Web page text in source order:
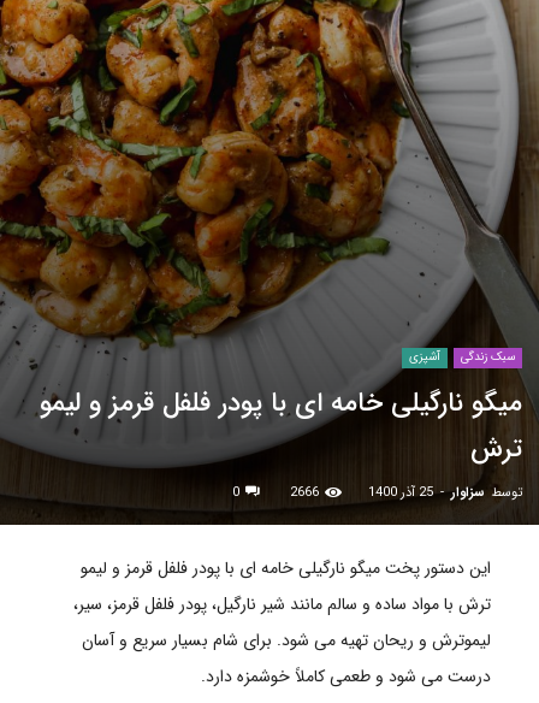
سبک زندگی آشپزی
میگو نارگیلی خامه ای با پودر فلفل قرمز و لیمو
ترش
توسط سزاوار- 25 آذر 1400 2666
0
این دستور پخت میگو نارگیلی خامه ای با پودر فلفل قرمز و لیمو
ترش با مواد ساده و سالم مانند شیر نارگیل، پودر فلفل قرمز، سیر،
لیموترش و ریحان تهیه می شود. برای شام بسیار سریع و آسان
درست می شود و طعمی کاملاً خوشمزه دارد.